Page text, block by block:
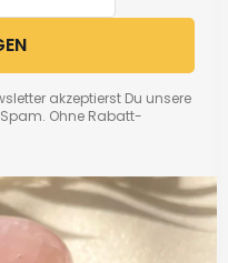
akzeptierst Du unsere
Ohne Rabatt-